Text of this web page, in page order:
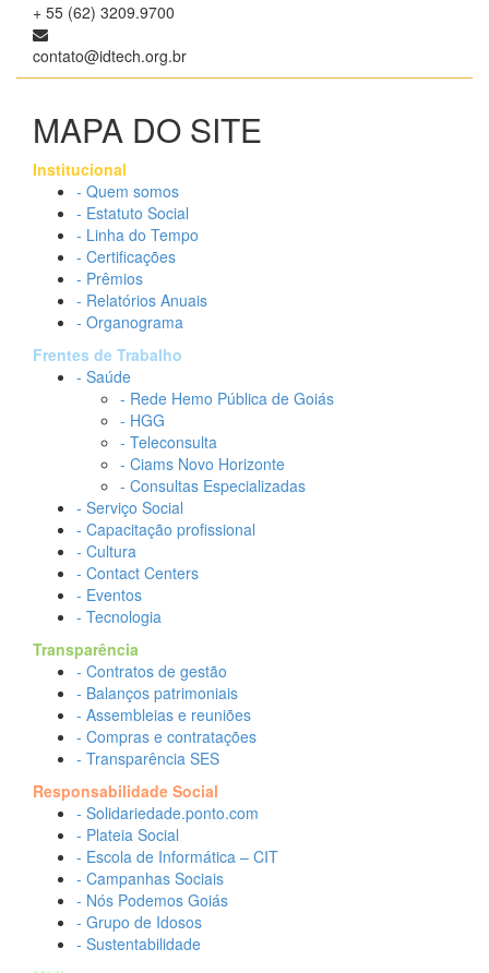
+ 55 (62) 3209.9700
contato@idtech.org.br
MAPA DO SITE
Institucional
- Quem somos
- Estatuto Social
- Linha do Tempo
- Certificações
- Prêmios
- Relatórios Anuais
- Organograma
Frentes de Trabalho
- Saúde
- Rede Hemo Pública de Goiás
- HGG
- Teleconsulta
- Ciams Novo Horizonte
- Consultas Especializadas
- Serviço Social
- Capacitação profissional
- Cultura
- Contact Centers
- Eventos
- Tecnologia
Transparência
- Contratos de gestão
- Balanços patrimoniais
- Assembleias e reuniões
- Compras e contratações
- Transparência SES
Responsabilidade Social
- Solidariedade.ponto.com
- Plateia Social
- Escola de Informática – CIT
- Campanhas Sociais
- Nós Podemos Goiás
- Grupo de Idosos
- Sustentabilidade